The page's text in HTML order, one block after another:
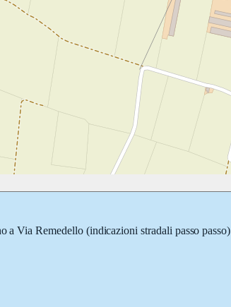
aVia Remedello(indicazioni stradali passo passo)